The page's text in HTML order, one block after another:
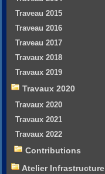
Traveau 2015
Traveau 2016
Traveau 2017
Travaux 2018
Travaux 2019
Travaux 2020
Travaux 2020
Travaux 2021
Travaux 2022
Contributions
Atelier Infrastructure